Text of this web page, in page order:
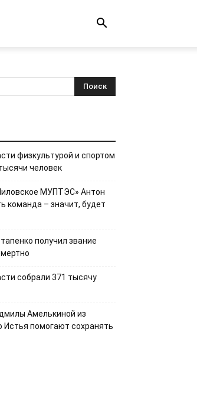
физкультурой и спортом
человек
МУПТЭС» Антон
команда – значит, будет
получил звание
собрали 371 тысячу
Амелькиной из
Истья помогают сохранять